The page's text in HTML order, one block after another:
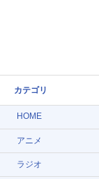
カテゴリ
HOME
アニメ
ラジオ